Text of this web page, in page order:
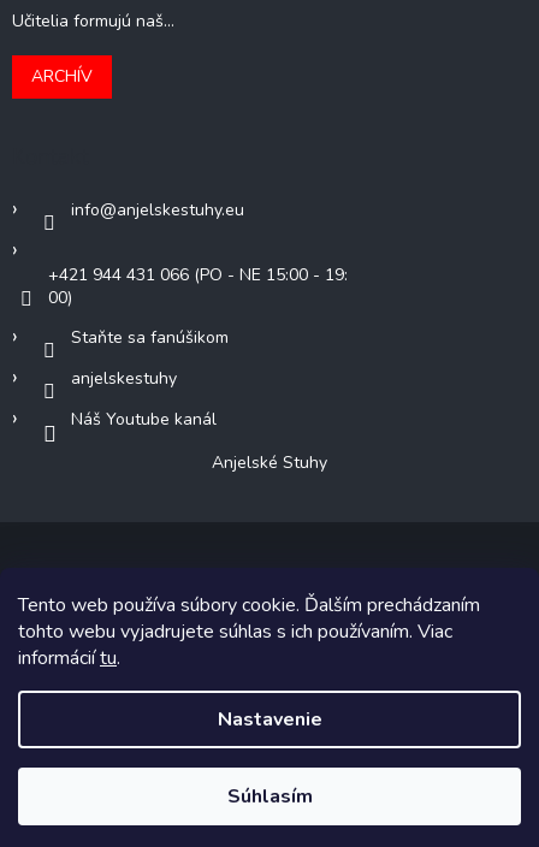
Tento web používa súbory cookie. Ďalším prechádzaním
tohto webu vyjadrujete súhlas s ich používaním. Viac
informáciítu.
Nastavenie
Súhlasím
Učitelia formujú naš...
ARCHÍV
info@anjelskestuhy.eu
+421 944 431 066 (PO - NE 15:00 - 19:
00)
Staňte sa fanúšikom
anjelskestuhy
Náš Youtube kanál
Anjelské Stuhy
Copyright 2026Anjelské Stuhy. Všetky práva vyhradené.
Grafický návrh vytvoril a na Shoptet implementoval
Shoptetak.cz.